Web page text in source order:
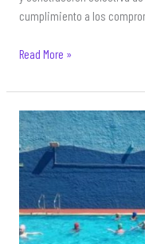
cumplimiento a los
1er
de
Cuidados
Comunitarios
Read More »